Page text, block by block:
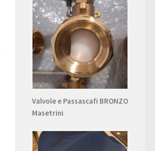
Valvole e Passascafi BRONZO
Masetrini